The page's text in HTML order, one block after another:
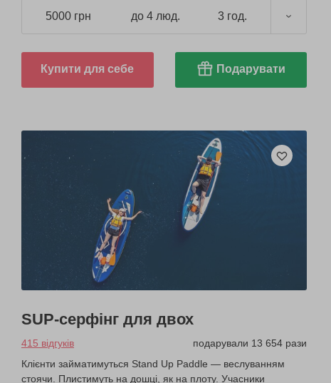
5000 грн до 4 люд. 3 год.
Купити для себе Подарувати
SUP-серфінг для двох
415 відгуків
подарували 13 654 рази
Клієнти займатимуться Stand Up Paddle — веслуванням
стоячи. Плистимуть на дошці, як на плоту. Учасники